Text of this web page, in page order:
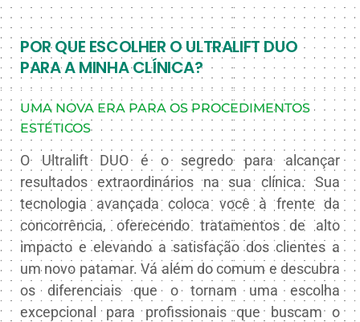
POR QUE ESCOLHER O ULTRALIFT DUO
PARA A MINHA CLÍNICA?
UMA NOVA ERA PARA OS PROCEDIMENTOS
ESTÉTICOS
O Ultralift DUO é o segredo para alcançar
resultados extraordinários na sua clínica. Sua
tecnologia avançada coloca você à frente da
concorrência, oferecendo tratamentos de alto
impacto e elevando a satisfação dos clientes a
um novo patamar. Vá além do comum e descubra
os diferenciais que o tornam uma escolha
excepcional para profissionais que buscam o